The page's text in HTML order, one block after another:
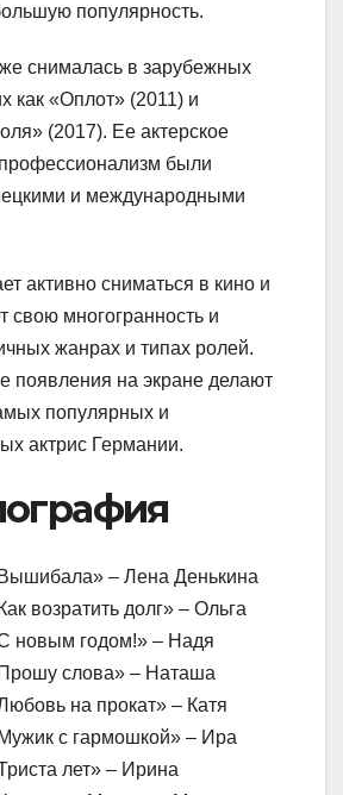
популярность.
снималась в зарубежных
как «Оплот» (2011) и
(2017). Ее актерское
были
и международными
активно сниматься в кино и
свою многогранность и
жанрах и типах ролей.
появления на экране делают
популярных и
актрис Германии.
– Лена Денькина
возратить долг» – Ольга
новым годом!» – Надя
слова» – Наташа
на прокат» – Катя
с гармошкой» – Ира
лет» – Ирина